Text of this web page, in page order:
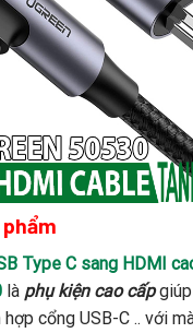
Type C sang HDMI
là phụ kiện cao cấpgiúp
cổng USB-C .. với